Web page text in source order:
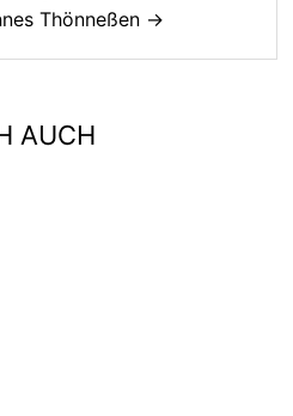
Thönneßen →
AUCH